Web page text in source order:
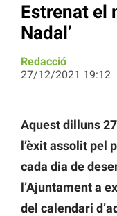
Estrenat el
Nadal’
Redacció
27/12/2021 19:12
Aquest dilluns
l’èxit assolit pel
cada dia de
l’Ajuntament a
del calendari